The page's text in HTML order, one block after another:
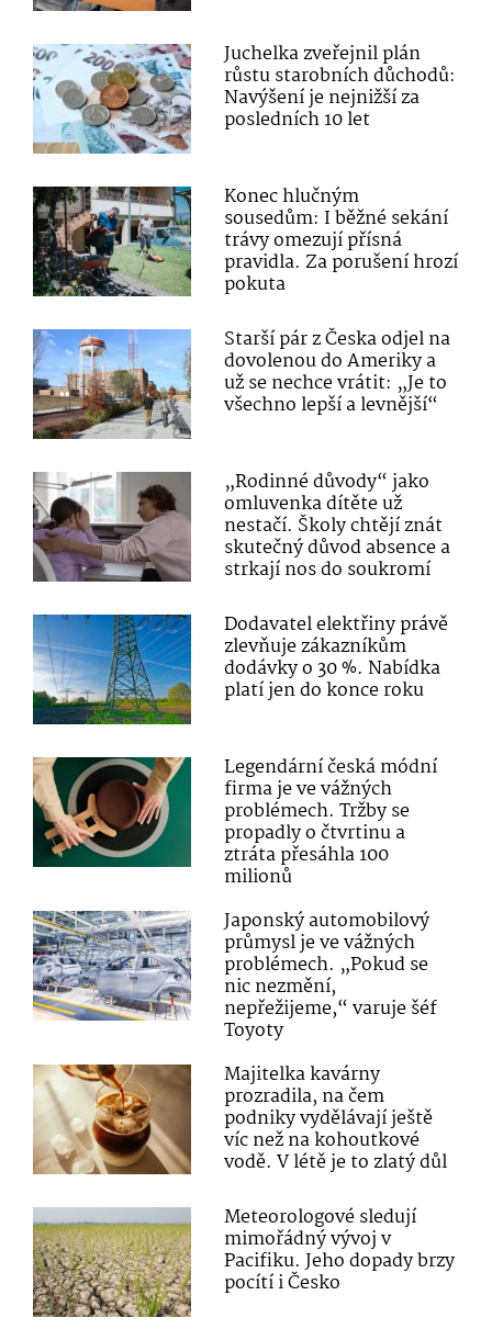
Juchelka zveřejnil plán
růstu starobních důchodů:
Navýšení je nejnižší za
posledních 10 let
Konec hlučným
sousedům: I běžné sekání
trávy omezují přísná
pravidla. Za porušení hrozí
pokuta
Starší pár z Česka odjel na
dovolenou do Ameriky a
už se nechce vrátit: „Je to
všechno lepší a levnější“
„Rodinné důvody“ jako
omluvenka dítěte už
nestačí. Školy chtějí znát
skutečný důvod absence a
strkají nos do soukromí
Dodavatel elektřiny právě
zlevňuje zákazníkům
dodávky o 30 %. Nabídka
platí jen do konce roku
Legendární česká módní
firma je ve vážných
problémech. Tržby se
propadly o čtvrtinu a
ztráta přesáhla 100
milionů
Japonský automobilový
průmysl je ve vážných
problémech. „Pokud se
nic nezmění,
nepřežijeme,“ varuje šéf
Toyoty
Majitelka kavárny
prozradila, na čem
podniky vydělávají ještě
víc než na kohoutkové
vodě. V létě je to zlatý důl
Meteorologové sledují
mimořádný vývoj v
Pacifiku. Jeho dopady brzy
pocítí i Česko